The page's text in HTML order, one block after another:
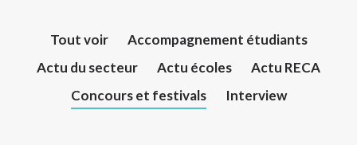
Tout voir
Accompagnement étudiants
Actu du secteur
Actu écoles
Actu RECA
Concours et festivals
Interview